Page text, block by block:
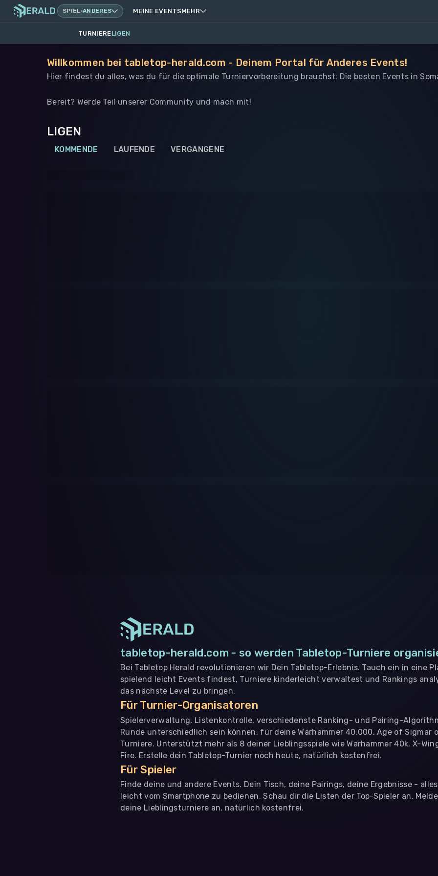
SPIEL·ANDERES MEINE EVENTSMEHR
TURNIERELIGEN
Willkommen bei tabletop-herald.com - Deinem Portal für Anderes Events!
Hier findest du alles, was du für die optimale Turniervorbereitung brauchst: Die besten Events in
Bereit? Werde Teil unserer Community und mach mit!
LIGEN
KOMMENDE LAUFENDE VERGANGENE
tabletop-herald.com - so werden Tabletop-Turniere
Bei Tabletop Herald revolutionieren wir Dein Tabletop-Erlebnis. Tauch ein in eine
spielend leicht Events findest, Turniere kinderleicht verwaltest und Rankings
das nächste Level zu bringen.
Für Turnier-Organisatoren
Spielerverwaltung, Listenkontrolle, verschiedenste Ranking- und Pairing-
Runde unterschiedlich sein können, für deine Warhammer 40.000, Age of Sigmar
Turniere. Unterstützt mehr als 8 deiner Lieblingsspiele wie Warhammer 40k, X-
Fire. Erstelle dein Tabletop-Turnier noch heute, natürlich kostenfrei.
Für Spieler
Finde deine und andere Events. Dein Tisch, deine Pairings, deine Ergebnisse -
leicht vom Smartphone zu bedienen. Schau dir die Listen der Top-Spieler an.
deine Lieblingsturniere an, natürlich kostenfrei.